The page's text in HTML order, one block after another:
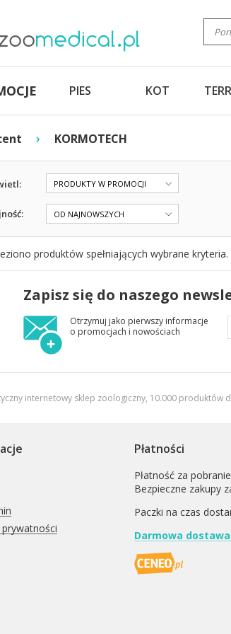
PIES KOT
› KORMOTECH
PRODUKTY W PROMOCJI
OD NAJNOWSZYCH
produktów spełniających wybrane kryteria.
Zapisz się do naszego
Otrzymuj jako pierwszy informacje
o promocjach i nowościach
internetowy sklep zoologiczny, 10.000 produktów
Płatności
Płatność za
Bezpieczne zakupy
Paczki na czas
Darmowa dostawa